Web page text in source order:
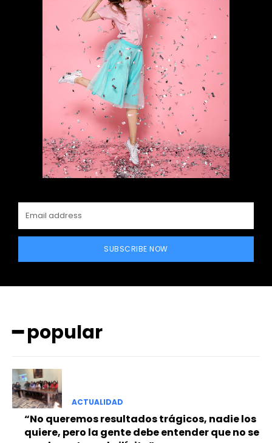
SUBSCRIBE NOW
━ popular
ACTUALIDAD
“No queremos resultados trágicos, nadie los
quiere, pero la gente debe entender que no se